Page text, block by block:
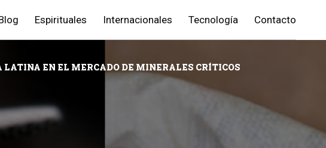
Espirituales Internacionales Tecnología Contacto
EN EL MERCADO DE MINERALES CRÍTICOS